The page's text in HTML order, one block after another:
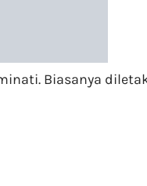
Biasanya